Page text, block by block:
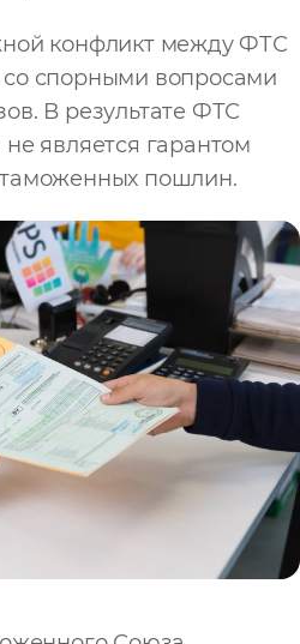
конфликт между ФТС
спорными вопросами
В результате ФТС
является гарантом
пошлин.